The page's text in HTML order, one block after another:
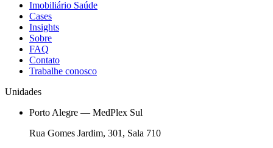
Imobiliário Saúde
Cases
Insights
Sobre
FAQ
Contato
Trabalhe conosco
Unidades
Porto Alegre — MedPlex Sul
Rua Gomes Jardim, 301, Sala 710